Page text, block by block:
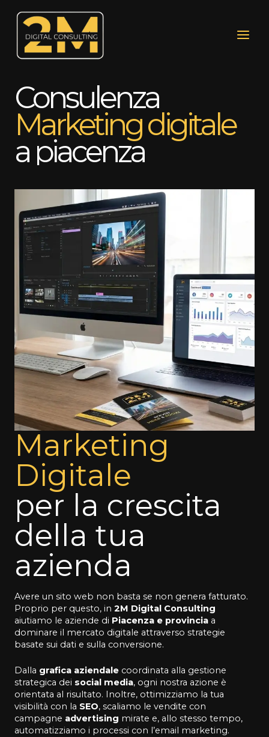
contenuto
Consulenza
Marketing digitale
a piacenza
Marketing
Digitale
per la crescita
della tua
azienda
Avere un sito web non basta se non genera fatturato.
Proprio per questo, in 2M Digital Consulting
aiutiamo le aziende di Piacenza e provincia a
dominare il mercato digitale attraverso strategie
basate sui dati e sulla conversione.
Dalla grafica aziendale coordinata alla gestione
strategica dei social media, ogni nostra azione è
orientata al risultato. Inoltre, ottimizziamo la tua
visibilità con la SEO, scaliamo le vendite con
campagne advertising mirate e, allo stesso tempo,
automatizziamo i processi con l’email marketing.